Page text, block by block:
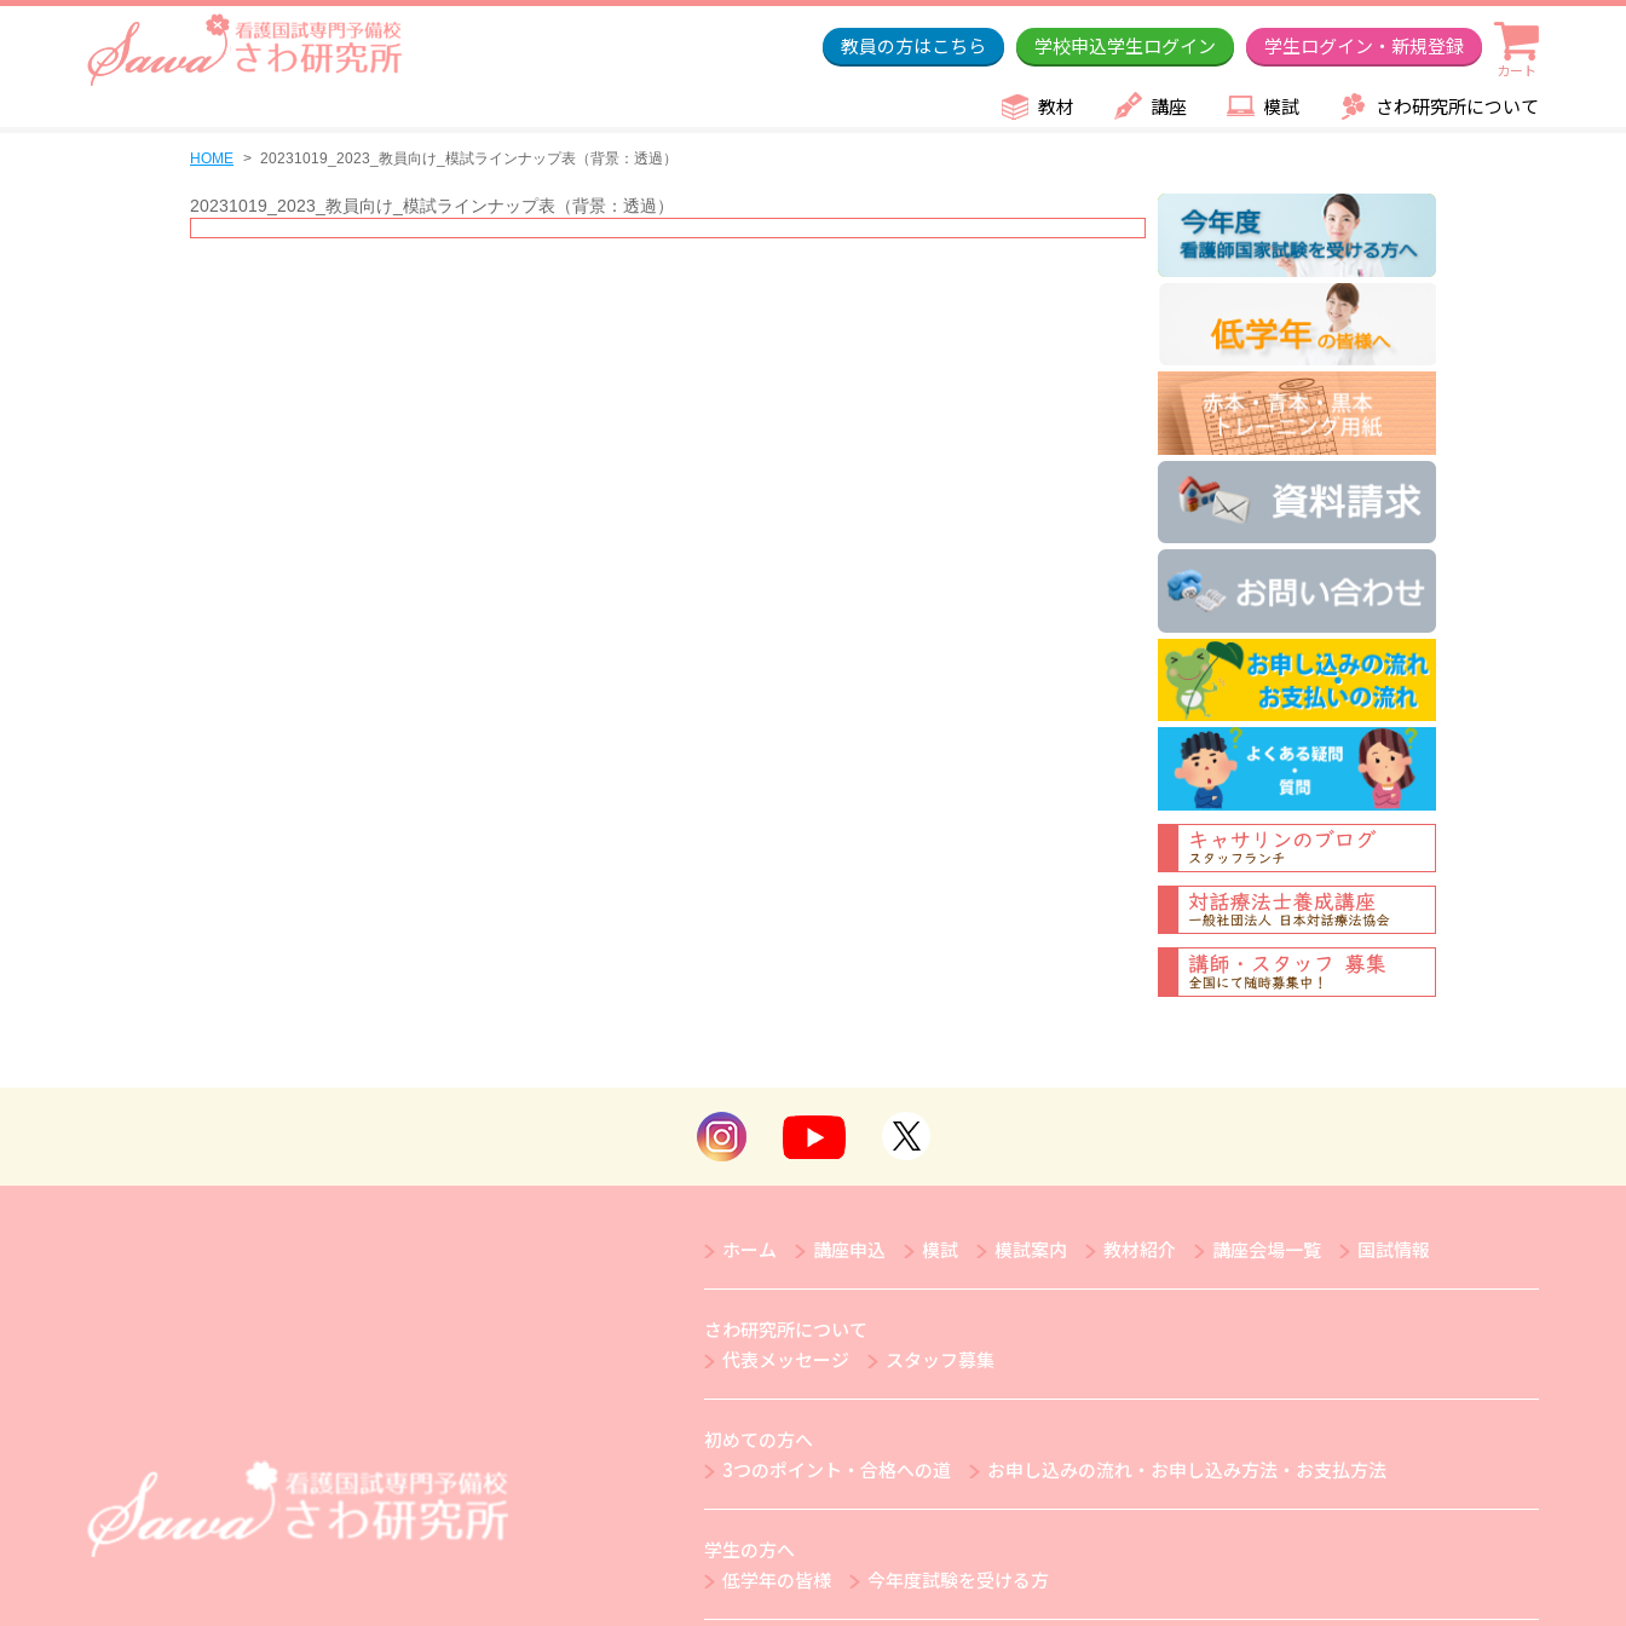
教員の方はこちら 学校申込学生ログイン 学生ログイン・新規登録
カート
教材 講座 模試 さわ研究所について
HOME 20231019_2023_教員向け_模試ラインナップ表（背景：透過）
20231019_2023_教員向け_模試ラインナップ表（背景：透過）
ホーム 講座申込 模試 模試案内 教材紹介 講座会場一覧 国試情報
さわ研究所について
代表メッセージ
スタッフ募集
初めての方へ
3つのポイント・合格への道
お申し込みの流れ・お申し込み方法・お支払方法
学生の方へ
低学年の皆様
今年度試験を受ける方